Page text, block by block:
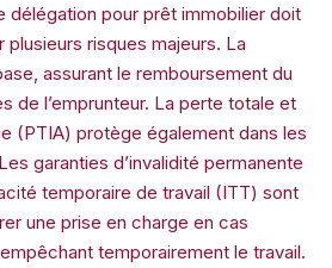
délégation pour prêt immobilier doit
risques majeurs. La
assurant le remboursement du
de l’emprunteur. La perte totale et
(PTIA) protège également dans les
garanties d’invalidité permanente
temporaire de travail (ITT) sont
une prise en charge en cas
temporairement le travail.